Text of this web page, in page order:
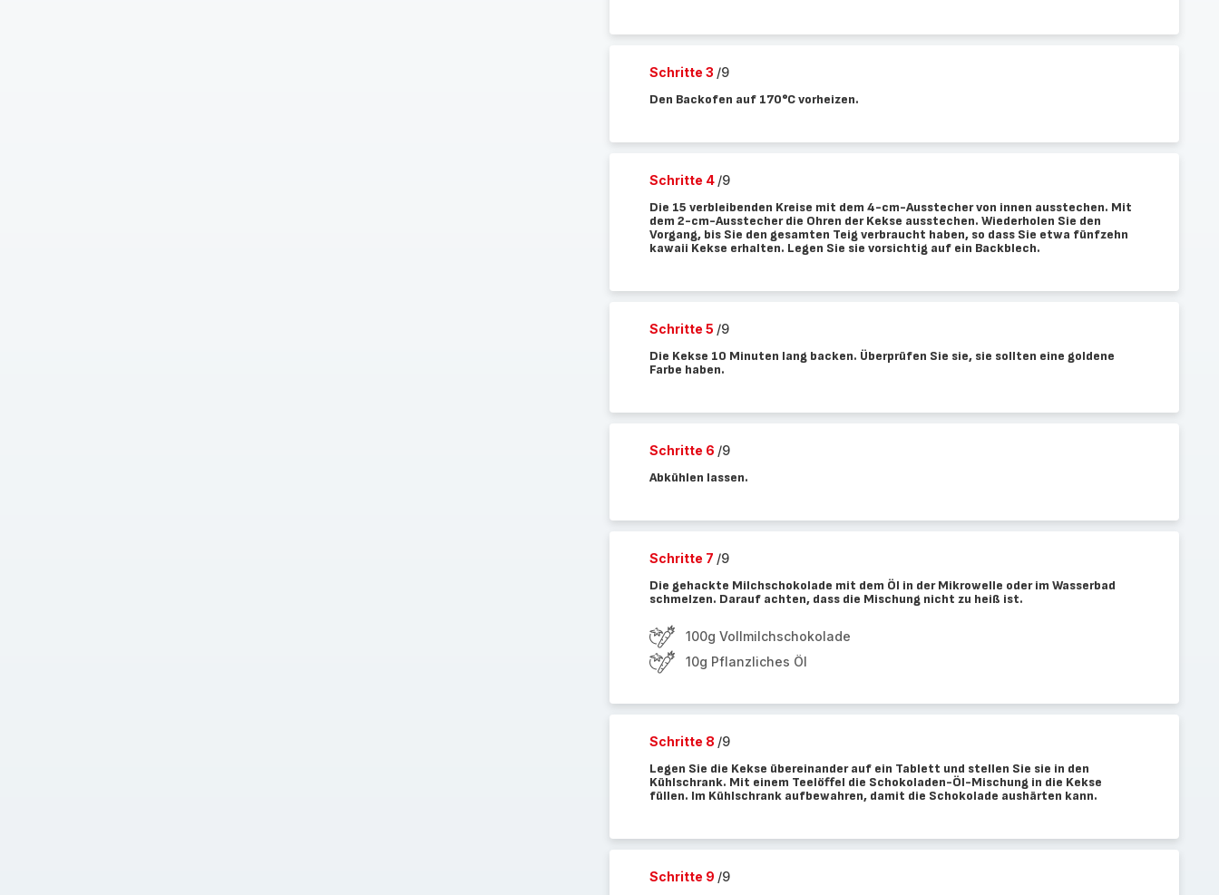
Schritte 3 /9
Den Backofen auf 170°C vorheizen.
Schritte 4 /9
Die 15 verbleibenden Kreise mit dem 4-cm-Ausstecher von innen ausstechen. Mit
dem 2-cm-Ausstecher die Ohren der Kekse ausstechen. Wiederholen Sie den
Vorgang, bis Sie den gesamten Teig verbraucht haben, so dass Sie etwa fünfzehn
kawaii Kekse erhalten. Legen Sie sie vorsichtig auf ein Backblech.
Schritte 5 /9
Die Kekse 10 Minuten lang backen. Überprüfen Sie sie, sie sollten eine goldene
Farbe haben.
Schritte 6 /9
Abkühlen lassen.
Schritte 7 /9
Die gehackte Milchschokolade mit dem Öl in der Mikrowelle oder im Wasserbad
schmelzen. Darauf achten, dass die Mischung nicht zu heiß ist.
100g Vollmilchschokolade
10g Pflanzliches Öl
Schritte 8 /9
Legen Sie die Kekse übereinander auf ein Tablett und stellen Sie sie in den
Kühlschrank. Mit einem Teelöffel die Schokoladen-Öl-Mischung in die Kekse
füllen. Im Kühlschrank aufbewahren, damit die Schokolade aushärten kann.
Schritte 9 /9